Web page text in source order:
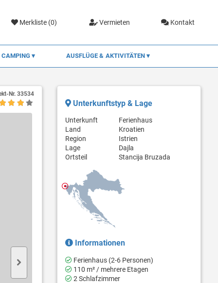
Merkliste (0) Vermieten Kontakt
CAMPING AUSFLÜGE & AKTIVITÄTEN
Nr. 33534
Unterkunftstyp & Lage
Unterkunft
Ferienhaus
Land
Kroatien
Region
Istrien
Lage
Dajla
Ortsteil
Stancija Bruzada
Informationen
Ferienhaus (2-6 Personen)
110 m² / mehrere Etagen
2 Schlafzimmer